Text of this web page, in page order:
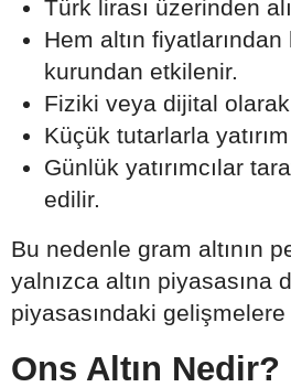
Türk lirası üzerinden
Hem altın
kurundan etkilenir.
Fiziki veya dijital olarak
Küçük tutarlarla
Günlük yatırımcılar
edilir.
Bu nedenle gram altının
yalnızca altın piyasasına
piyasasındaki gelişmelere
Ons Altın Nedir?